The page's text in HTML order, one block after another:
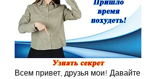
Всем привет, друзья мои! Давайте